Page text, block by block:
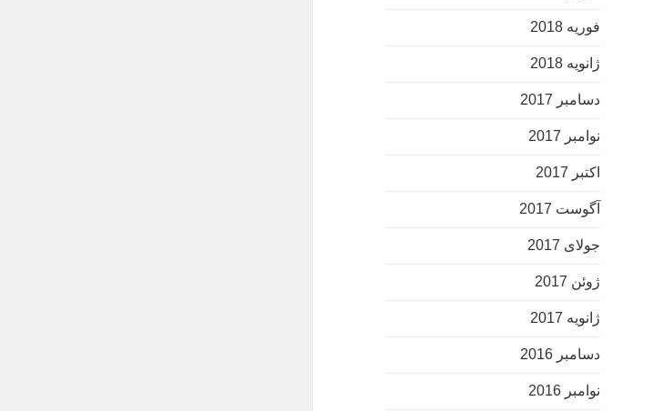
فوریه 2018
ژانویه 2018
دسامبر 2017
نوامبر 2017
اکتبر 2017
آگوست 2017
جولای 2017
ژوئن 2017
ژانویه 2017
دسامبر 2016
نوامبر 2016